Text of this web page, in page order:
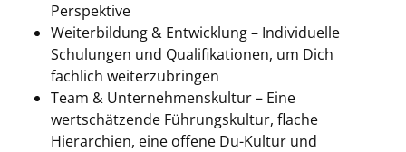
Perspektive
Weiterbildung & Entwicklung – Individuelle
Schulungen und Qualifikationen, um Dich
fachlich weiterzubringen
Team & Unternehmenskultur – Eine
wertschätzende Führungskultur, flache
Hierarchien, eine offene Du-Kultur und